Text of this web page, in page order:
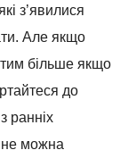
з’явилися
Але якщо
більше якщо
до
ранніх
не можна